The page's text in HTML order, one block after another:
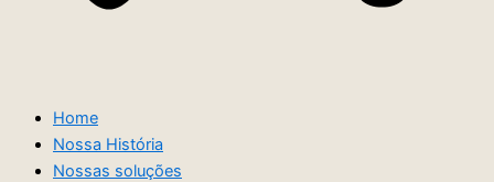
Home
Nossa História
Nossas soluções